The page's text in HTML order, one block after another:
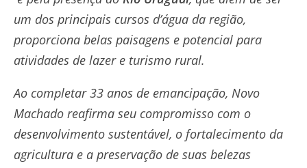
um dos principais cursos d’água da região,
proporciona belas paisagens e potencial para
atividades de lazer e turismo rural.
Ao completar 33 anos de emancipação, Novo
Machado reafirma seu compromisso com o
desenvolvimento sustentável, o fortalecimento da
agricultura e a preservação de suas belezas